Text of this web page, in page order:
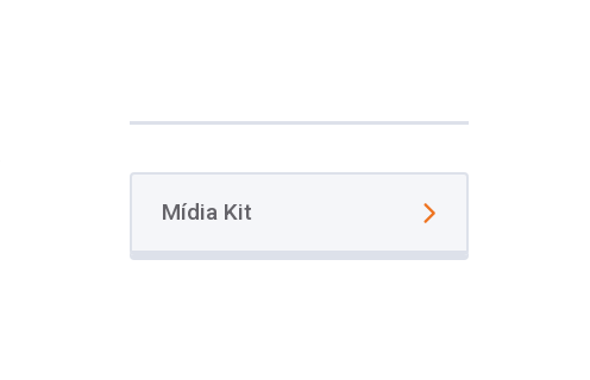
Mídia Kit